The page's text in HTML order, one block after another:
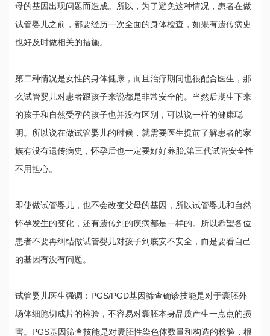
母的基因出现问题而造成。所以，为了避免这种情况，患者在做
试管婴儿之前，都要经历一次全面的身体检查，如果有遗传病史
也好及时做相关的措施。
第二种情况是女性的身体健康，而且治疗期间也很配合医生，那
么试管婴儿对患者跟孩子来说都是非常安全的。当然后期生下来
的孩子和自然受孕的孩子也并没有区别，可以说一样的健康聪
明。所以说在做试管婴儿的时候，就需要医生提前了解患者的家
族有没有遗传病史，怀孕后也一定要好好养胎,第三代试管安全性
不用担心。
即使做试管婴儿，也不会改变父母的基因，所以试管婴儿和自然
怀孕发生的变化，还有遗传到的疾病都是一样的。所以希望各位
患者不要再纠结做试管婴儿对孩子到底安不安全，而是要看自己
的基因有没有问题。
试管婴儿医生强调：PGS/PGD基因筛查确诊技能是对于囊胚外
场体细胞切成片的检验，不容易对囊胚本身品质产生一点点的损
害。PGS基因筛查技能是对囊胚性染色体数量和构造的检验，根